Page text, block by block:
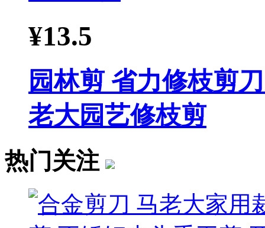
¥13.5
园林剪 省力修枝剪
老大园艺修枝剪
热门关注